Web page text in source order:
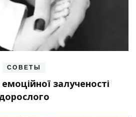
СОВЕТЫ
залученості